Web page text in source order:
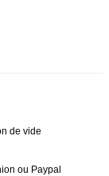
de vide
ou Paypal